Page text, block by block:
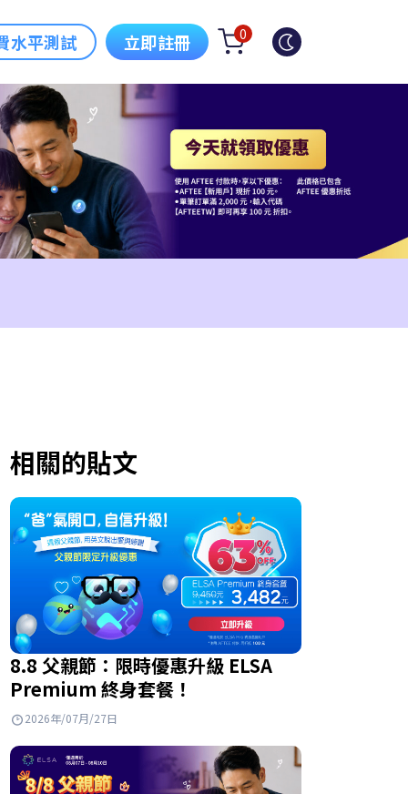
水平測試 立即註冊 0
相關的貼文
8.8 父親節：限時優惠升級 ELSA
Premium 終身套餐！
2026年/07月/27日